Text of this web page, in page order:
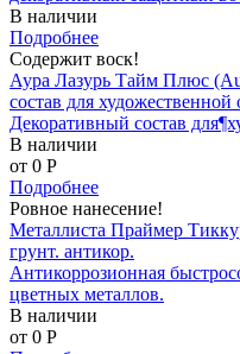
В наличии
Подробнее
Содержит воск!
Аура Лазурь Тайм Плюс
состав для художественной
Декоративный состав
В наличии
от 0 P
Подробнее
Ровное нанесение!
Металлиста Праймер
грунт. антикор.
Антикоррозионная
цветных металлов.
В наличии
от 0 P